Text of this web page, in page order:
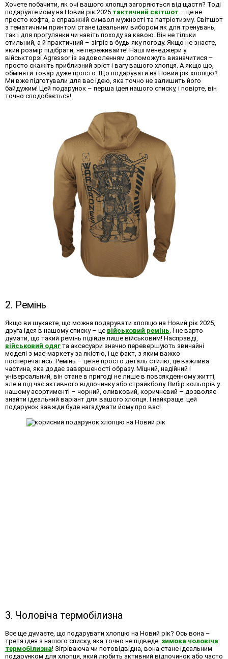
Хочете побачити, як очі вашого хлопця загоряються від щастя? Тоді
подаруйте йому на Новий рік 2025 тактичний світшот – це не
просто кофта, а справжній символ мужності та патріотизму. Світшот
з тематичним принтом стане ідеальним вибором як для тренувань,
так і для прогулянки чи навіть походу за кавою. Він не тільки
стильний, а й практичний – зігріє в будь-яку погоду. Якщо не знаєте,
який розмір підібрати, не переживайте! Наші менеджери у
військторзі Agressor із задоволенням допоможуть визначитися –
просто скажіть приблизний зріст і вагу вашого хлопця. А якщо що,
обміняти товар дуже просто. Що подарувати на Новий рік хлопцю?
Ми вже підготували для вас ідею, яка точно не залишить його
байдужим! Цей подарунок – перша ідея нашого списку, і повірте, він
точно сподобається!
2. Ремінь
Якщо ви шукаєте, що можна подарувати хлопцю на Новий рік 2025
друга ідея в нашому списку – це військовий ремінь . І не варто
думати, що такий ремінь підійде лише військовим! Насправді,
військовий одяг та аксесуари значно перевершують звичайні
моделі з мас-маркету за якістю, і це факт, з яким важко
посперечатись. Ремінь – це не просто деталь стилю, це важлива
частина, яка додає завершеності образу. Міцний, надійний і
універсальний, він стане в пригоді не лише в повсякденному житті,
але й під час активного відпочинку або страйкболу. Вибір кольорів у
нашому асортименті – чорний, оливковий, коричневий – дозволяє
знайти ідеальний варіант для вашого хлопця. І найкраще: цей
подарунок завжди буде нагадувати йому про вас!
3. Чоловіча термобілизна
Все ще думаєте, що подарувати хлопцю на Новий рік? Ось вона –
третя ідея з нашого списку, яка точно не підведе: зимова чоловіча
термобілизна! Зігріваюча чи потовідвідна, вона стане ідеальним
подарунком для хлопця, який любить активний відпочинок або часто